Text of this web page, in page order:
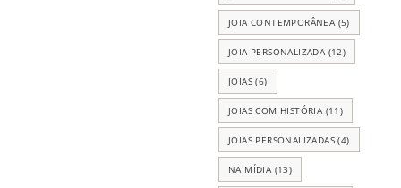
JOIA CONTEMPORÂNEA (5)
JOIA PERSONALIZADA (12)
JOIAS (6)
JOIAS COM HISTÓRIA (11)
JOIAS PERSONALIZADAS (4)
NA MÍDIA (13)